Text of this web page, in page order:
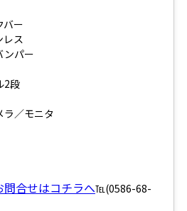
バー
ス
ンパー
2段
ラ／モニタ
合せはコチラへ℡(0586-68-